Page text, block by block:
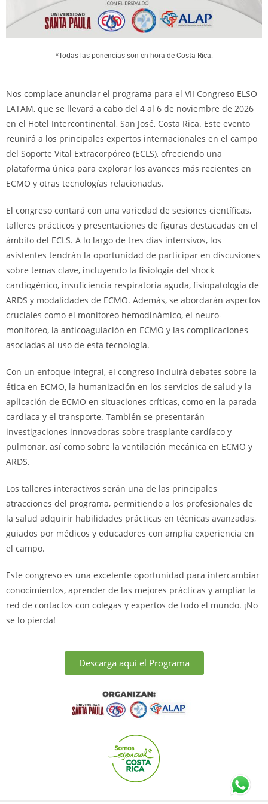
*Todas las ponencias son en hora de Costa Rica.
Nos complace anunciar el programa para el VII Congreso ELSO
LATAM, que se llevará a cabo del 4 al 6 de noviembre de 2026
en el Hotel Intercontinental, San José, Costa Rica. Este evento
reunirá a los principales expertos internacionales en el campo
del Soporte Vital Extracorpóreo (ECLS), ofreciendo una
plataforma única para explorar los avances más recientes en
ECMO y otras tecnologías relacionadas.
El congreso contará con una variedad de sesiones científicas,
talleres prácticos y presentaciones de figuras destacadas en el
ámbito del ECLS. A lo largo de tres días intensivos, los
asistentes tendrán la oportunidad de participar en discusiones
sobre temas clave, incluyendo la fisiología del shock
cardiogénico, insuficiencia respiratoria aguda, fisiopatología de
ARDS y modalidades de ECMO. Además, se abordarán aspectos
cruciales como el monitoreo hemodinámico, el neuro-
monitoreo, la anticoagulación en ECMO y las complicaciones
asociadas al uso de esta tecnología.
Con un enfoque integral, el congreso incluirá debates sobre la
ética en ECMO, la humanización en los servicios de salud y la
aplicación de ECMO en situaciones críticas, como en la parada
cardiaca y el transporte. También se presentarán
investigaciones innovadoras sobre trasplante cardíaco y
pulmonar, así como sobre la ventilación mecánica en ECMO y
ARDS.
Los talleres interactivos serán una de las principales
atracciones del programa, permitiendo a los profesionales de
la salud adquirir habilidades prácticas en técnicas avanzadas,
guiados por médicos y educadores con amplia experiencia en
el campo.
Este congreso es una excelente oportunidad para intercambiar
conocimientos, aprender de las mejores prácticas y ampliar la
red de contactos con colegas y expertos de todo el mundo. ¡No
se lo pierda!
Descarga aquí el Programa